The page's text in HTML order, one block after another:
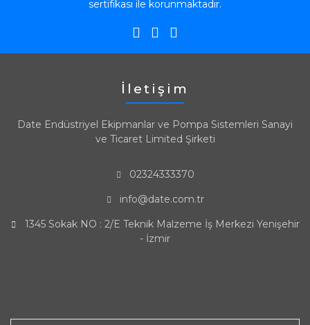
sertifikası ile korunmaktadır.
İletişim
Date Endüstriyel Ekipmanlar ve Pompa Sistemleri Sanayi
ve Ticaret Limited Şirketi
02324333370
info@date.com.tr
1345 Sokak NO : 2/E Teknik Malzeme İş Merkezi Yenişehir
- İzmir